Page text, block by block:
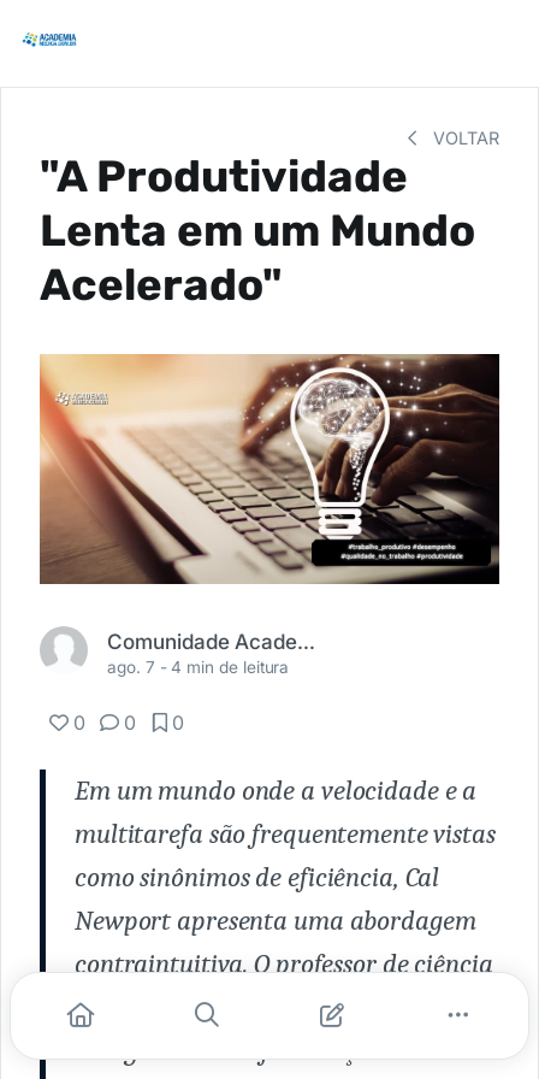
VOLTAR
"A Produtividade
Lenta em um Mundo
Acelerado"
Comunidade Academia Médica
ago. 7 -4 min de leitura
0 0 0
Em um mundo onde a velocidade e a
multitarefa são frequentemente vistas
como sinônimos de eficiência, Cal
Newport apresenta uma abordagem
contraintuitiva. O professor de ciência
da computação na Universidade de
Georgetown desafia a noção de